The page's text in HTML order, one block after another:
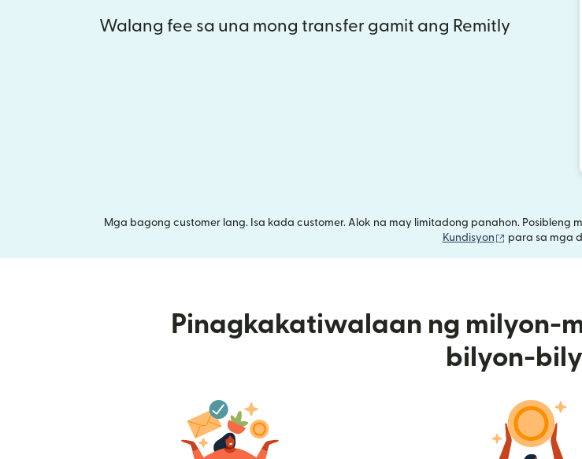
Walang fee sa una mong transfer gamit ang Remitly
Mga bagong customer lang. Isa kada customer. Alok na may limitadong panahon.
Kundisyon
(bubukas sa
para sa mga
Pinagkakatiwalaan ng milyon-
bilyon-